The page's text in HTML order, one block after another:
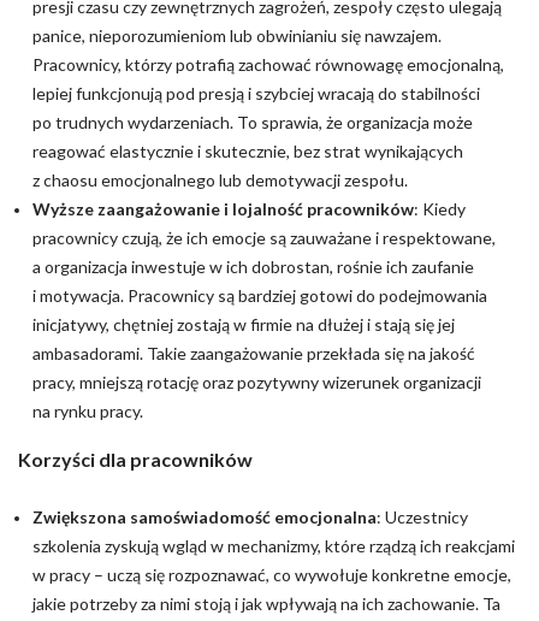
presji czasu czy zewnętrznych zagrożeń, zespoły często ulegają
panice, nieporozumieniom lub obwinianiu się nawzajem.
Pracownicy, którzy potrafią zachować równowagę emocjonalną,
lepiej funkcjonują pod presją i szybciej wracają do stabilności
po trudnych wydarzeniach. To sprawia, że organizacja może
reagować elastycznie i skutecznie, bez strat wynikających
z chaosu emocjonalnego lub demotywacji zespołu.
Wyższe zaangażowanie i lojalność pracowników: Kiedy
pracownicy czują, że ich emocje są zauważane i respektowane,
a organizacja inwestuje w ich dobrostan, rośnie ich zaufanie
i motywacja. Pracownicy są bardziej gotowi do podejmowania
inicjatywy, chętniej zostają w firmie na dłużej i stają się jej
ambasadorami. Takie zaangażowanie przekłada się na jakość
pracy, mniejszą rotację oraz pozytywny wizerunek organizacji
na rynku pracy.
Korzyści dla pracowników
Zwiększona samoświadomość emocjonalna: Uczestnicy
szkolenia zyskują wgląd w mechanizmy, które rządzą ich reakcjami
w pracy – uczą się rozpoznawać, co wywołuje konkretne emocje,
jakie potrzeby za nimi stoją i jak wpływają na ich zachowanie. Ta